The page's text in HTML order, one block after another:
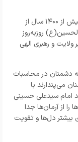
وی با اشاره به واقعه عاشورا افزود: همان‌گونه که بیش از ۱۴۰۰ سال از
روزبه‌روز
و رهبری الهی
دشمنان در محاسبات
می‌پندارند با
امام سیدعلی حسینی
از آرمان‌ها جدا
بیشتر دل‌ها و تقویت